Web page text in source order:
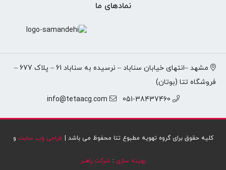
نمادهای ما
مشهد –انتهای خیابان سناباد – نرسیده به سناباد 61 – پلاک 677 –
فروشگاه تتا (بوتان)
051-38437460
info@tetaacg.com
کلیه حقوق برای گروه تهویه مطبوع تتا محفوظ می باشد | طراحی وب سایت و
بهینه سازی : شرکت راهبر